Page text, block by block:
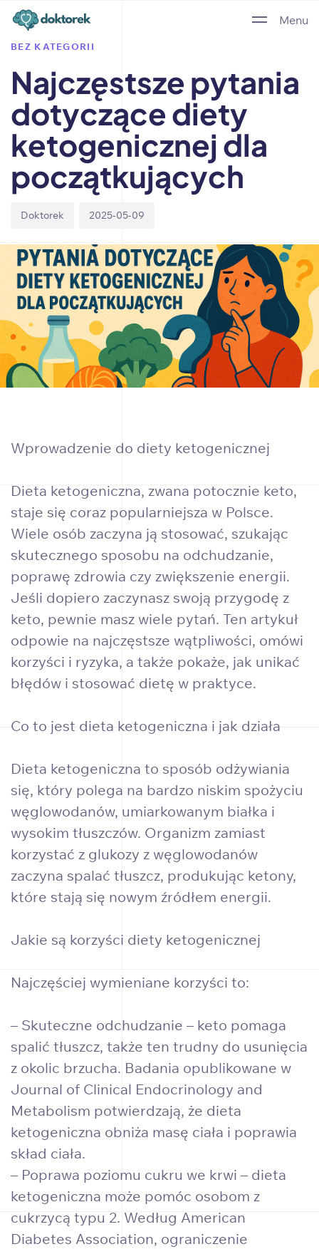
Menu
PUBLISHED
BEZ KATEGORII
Najczęstsze pytania
dotyczące diety
ketogenicznej dla
początkujących
Author
Doktorek
Published
2025-05-09
Wprowadzenie do diety ketogenicznej
Dieta ketogeniczna, zwana potocznie keto,
staje się coraz popularniejsza w Polsce.
Wiele osób zaczyna ją stosować, szukając
skutecznego sposobu na odchudzanie,
poprawę zdrowia czy zwiększenie energii.
Jeśli dopiero zaczynasz swoją przygodę z
keto, pewnie masz wiele pytań. Ten artykuł
odpowie na najczęstsze wątpliwości, omówi
korzyści i ryzyka, a także pokaże, jak unikać
błędów i stosować dietę w praktyce.
Co to jest dieta ketogeniczna i jak działa
Dieta ketogeniczna to sposób odżywiania
się, który polega na bardzo niskim spożyciu
węglowodanów, umiarkowanym białka i
wysokim tłuszczów. Organizm zamiast
korzystać z glukozy z węglowodanów
zaczyna spalać tłuszcz, produkując ketony,
które stają się nowym źródłem energii.
Jakie są korzyści diety ketogenicznej
Najczęściej wymieniane korzyści to:
– Skuteczne odchudzanie – keto pomaga
spalić tłuszcz, także ten trudny do usunięcia
z okolic brzucha. Badania opublikowane w
Journal of Clinical Endocrinology and
Metabolism potwierdzają, że dieta
ketogeniczna obniża masę ciała i poprawia
skład ciała.
– Poprawa poziomu cukru we krwi – dieta
ketogeniczna może pomóc osobom z
cukrzycą typu 2. Według American
Diabetes Association, ograniczenie